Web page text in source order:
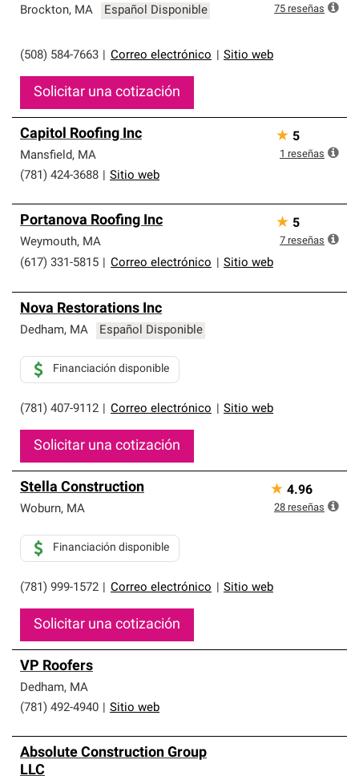
Brockton, MA Español Disponible
(508) 584-7663 Correo electrónico Sitio web
Solicitar una cotización
75 reseñas
Capitol Roofing Inc
Mansfield, MA
(781) 424-3688
Sitio web
★ 5
1 reseñas
Portanova Roofing Inc
Weymouth, MA
(617) 331-5815
Correo electrónico Sitio web
★ 5
7 reseñas
Nova Restorations Inc
Dedham, MA Español Disponible
(781) 407-9112 Correo electrónico Sitio web
Financiación disponible
Solicitar una cotización
Stella Construction
Woburn, MA
(781) 999-1572 Correo electrónico Sitio web
Financiación disponible
Solicitar una cotización
★ 4.96
28 reseñas
VP Roofers
Dedham, MA
(781) 492-4940
Sitio web
Absolute Construction Group
LLC